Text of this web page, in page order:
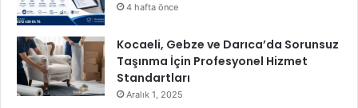
4 hafta önce
Kocaeli, Gebze ve Darıca’da Sorunsuz
Taşınma İçin Profesyonel Hizmet
Standartları
Aralık 1, 2025